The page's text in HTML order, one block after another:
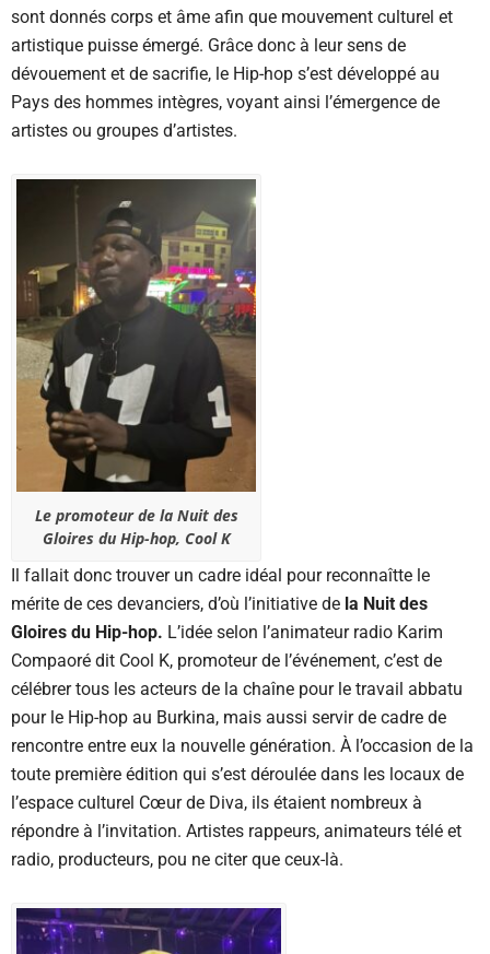
sont donnés corps et âme afin que mouvement culturel et
artistique puisse émergé. Grâce donc à leur sens de
dévouement et de sacrifie, le Hip-hop s’est développé au
Pays des hommes intègres, voyant ainsi l’émergence de
artistes ou groupes d’artistes.
Le promoteur de la Nuit des
Gloires du Hip-hop, Cool K
Il fallait donc trouver un cadre idéal pour reconnaîtte le
mérite de ces devanciers, d’où l’initiative de la Nuit des
Gloires du Hip-hop. L’idée selon l’animateur radio Karim
Compaoré dit Cool K, promoteur de l’événement, c’est de
célébrer tous les acteurs de la chaîne pour le travail abbatu
pour le Hip-hop au Burkina, mais aussi servir de cadre de
rencontre entre eux la nouvelle génération. À l’occasion de la
toute première édition qui s’est déroulée dans les locaux de
l’espace culturel Cœur de Diva, ils étaient nombreux à
répondre à l’invitation. Artistes rappeurs, animateurs télé et
radio, producteurs, pou ne citer que ceux-là.